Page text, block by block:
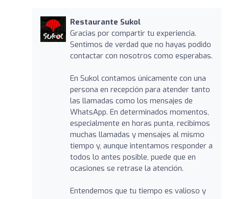
Restaurante Sukol
Gracias por compartir tu experiencia.
Sentimos de verdad que no hayas podido
contactar con nosotros como esperabas.
En Sukol contamos únicamente con una
persona en recepción para atender tanto
las llamadas como los mensajes de
WhatsApp. En determinados momentos,
especialmente en horas punta, recibimos
muchas llamadas y mensajes al mismo
tiempo y, aunque intentamos responder a
todos lo antes posible, puede que en
ocasiones se retrase la atención.
Entendemos que tu tiempo es valioso y